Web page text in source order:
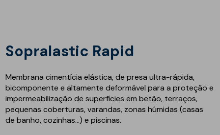
Sopralastic Rapid
Membrana cimentícia elástica, de presa ultra-rápida,
bicomponente e altamente deformável para a proteção e
impermeabilização de superfícies em betão, terraços,
pequenas coberturas, varandas, zonas húmidas (casas
de banho, cozinhas...) e piscinas.